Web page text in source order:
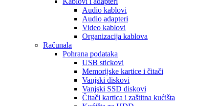
Audio kablovi
Audio adapteri
Video kablovi
Organizacija kablova
Računala
Pohrana podataka
USB stickovi
Memorijske kartice i čitači
Vanjski diskovi
Vanjski SSD diskovi
Čitači kartica i zaštitna kućišta